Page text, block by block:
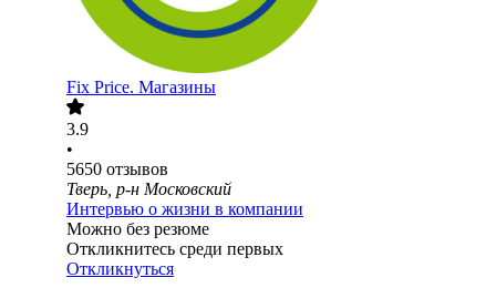
Fix Price. Магазины
3.9
•
5650 отзывов
Тверь, р-н Московский
Интервью о жизни в компании
Можно без резюме
Откликнитесь среди первых
Откликнуться